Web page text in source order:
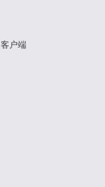
客户端